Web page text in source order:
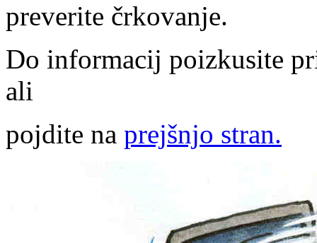
preverite črkovanje.
Do informacij poizkusite
ali
pojdite na prejšnjo stran.